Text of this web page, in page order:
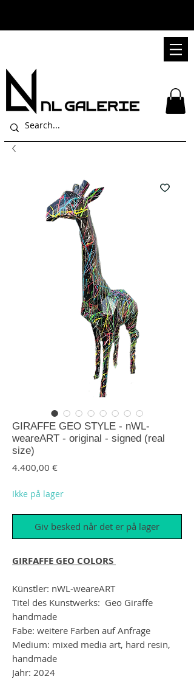
GIRAFFE GEO STYLE - nWL-
weareART - original - signed (real
size)
4.400,00 €Pris
Ikke på lager
Giv besked når det er på lager
GIRFAFFE GEO COLORS
Künstler: nWL-weareART
Titel des Kunstwerks: Geo Giraffe
handmade
Fabe: weitere Farben auf Anfrage
Medium: mixed media art, hard resin,
handmade
Jahr: 2024